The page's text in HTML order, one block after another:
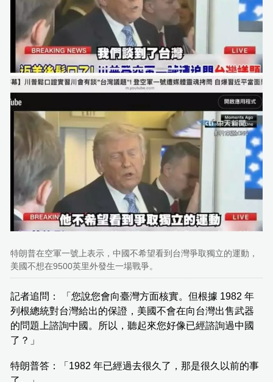
特朗普在空軍一號上表示，中國不希望看到台灣爭取獨立的運動，
美國不想在9500英里外發生一場戰爭。
記者追問： 「您說您會向臺灣方面核實。但根據 1982 年
列根總統對台灣給出的保證，美國不會在向台灣出售武器
的問題上諮詢中國。所以，聽起來您好像已經諮詢過中國
了？」
特朗普答：「1982 年已經過去很久了，那是很久以前的事